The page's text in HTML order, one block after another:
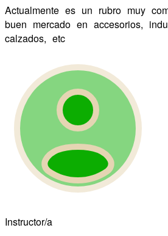
Actualmente es un rubro muy
buen mercado en accesorios,
calzados, etc
Instructor/a